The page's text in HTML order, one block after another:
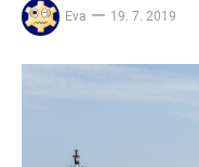
Eva 19. 7. 2019